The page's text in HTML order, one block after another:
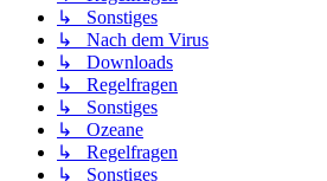
↳ Sonstiges
↳ Nach dem Virus
↳ Downloads
↳ Regelfragen
↳ Sonstiges
↳ Ozeane
↳ Regelfragen
↳ Sonstiges